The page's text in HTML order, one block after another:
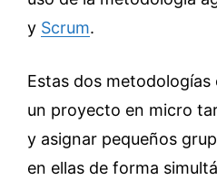
y Scrum.
Estas dos
un proyecto en micro
y asignar pequeños
en ellas de forma